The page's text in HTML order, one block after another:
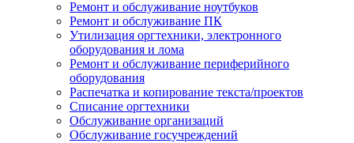
Ремонт и обслуживание ноутбуков
Ремонт и обслуживание ПК
Утилизация оргтехники, электронного
оборудования и лома
Ремонт и обслуживание периферийного
оборудования
Распечатка и копирование текста/проектов
Списание оргтехники
Обслуживание организаций
Обслуживание госучреждений